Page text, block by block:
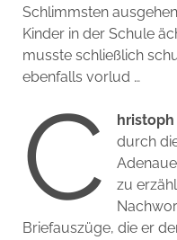
Schlimmsten
Kinder in der Schule
musste schließlich
ebenfalls vorlud …
C
durch
zu
Briefauszüge, die er